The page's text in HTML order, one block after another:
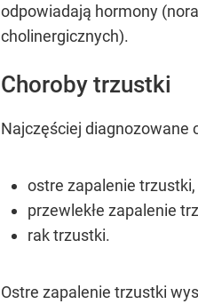
odpowiadają hormony
cholinergicznych).
Choroby trzustki
Najczęściej diagnozowane
ostre zapalenie trzustki,
przewlekłe zapalenie
rak trzustki.
Ostre zapalenie trzustki